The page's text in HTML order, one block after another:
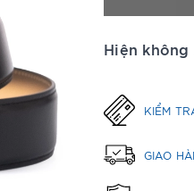
Hiện không
KIỂM
GIAO